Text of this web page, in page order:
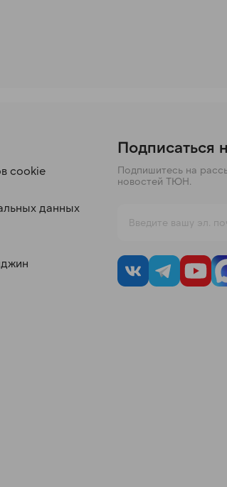
cookie
данных
Подписаться
Подпишитесь на
новостей ТЮН.